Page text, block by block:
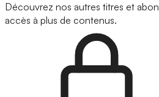
Découvrez nos autres titres et
accès à plus de contenus.